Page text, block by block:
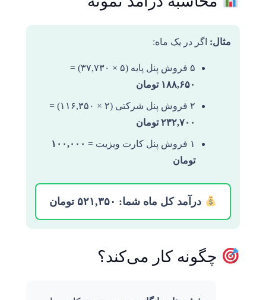
مثال: اگر در یک ماه:
۵ فروش پنل پایه (۵ × ۳۷,۷۳۰) =
۱۸۸,۶۵۰ تومان
۲ فروش پنل شرکتی (۲ × ۱۱۶,۳۵۰) =
۲۳۲,۷۰۰ تومان
۱ فروش پنل کارت ویزیت =
۱۰۰,۰۰۰
تومان
درآمد کل ماه شما: ۵۲۱,۳۵۰ تومان
چگونه کار می‌کند؟